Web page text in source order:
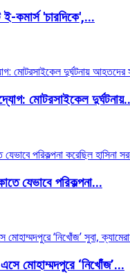
ই-কমার্স 'চারদিকে',...
মোটরসাইকেল
যেভাবে পরিকল্পনা...
মোহাম্মদপুরে ‘নিখোঁজ’...